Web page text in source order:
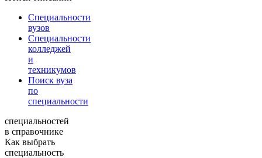
Специальности
вузов
Специальности
колледжей
и
техникумов
Поиск вуза
по
специальности
специальностей
в справочнике
Как выбрать
специальность